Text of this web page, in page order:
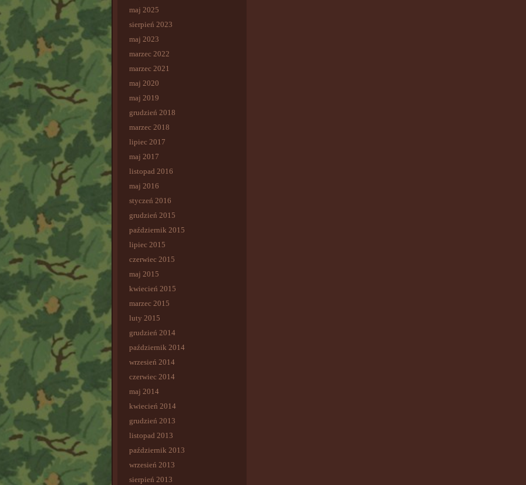
maj 2025
sierpień 2023
maj 2023
marzec 2022
marzec 2021
maj 2020
maj 2019
grudzień 2018
marzec 2018
lipiec 2017
maj 2017
listopad 2016
maj 2016
styczeń 2016
grudzień 2015
październik 2015
lipiec 2015
czerwiec 2015
maj 2015
kwiecień 2015
marzec 2015
luty 2015
grudzień 2014
październik 2014
wrzesień 2014
czerwiec 2014
maj 2014
kwiecień 2014
grudzień 2013
listopad 2013
październik 2013
wrzesień 2013
sierpień 2013